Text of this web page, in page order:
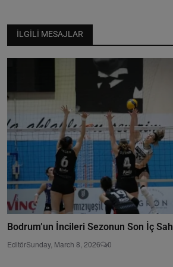
İLGILI MESAJLAR
Bodrum’un İncileri Sezonun Son İç
EditörSunday, March 8, 2026 0